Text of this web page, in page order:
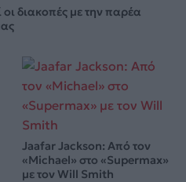
διακοπές με την παρέα
Jaafar Jackson: Από τον
«Michael» στο «Supermax»
με τον Will Smith